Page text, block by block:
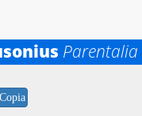
Parentalia
Copia